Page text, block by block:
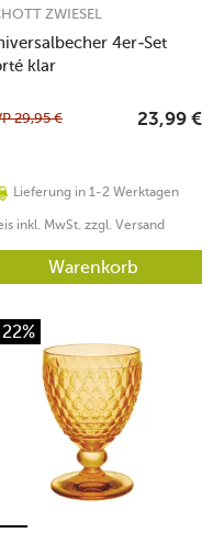
4er-Set
klar
ZWIESEL
Lieferung in 1-2 Werktagen
29,95 € 23,99 €
inkl. MwSt. zzgl. Versand
Warenkorb